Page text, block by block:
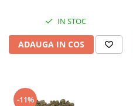
IN STOC
ADAUGA IN COS
-11%